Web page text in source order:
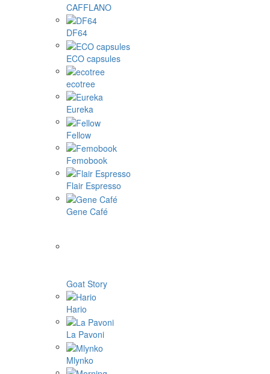
CAFFLANO
DF64
ECO capsules
ecotree
Eureka
Fellow
Femobook
Flair Espresso
Gene Café
Goat Story
Hario
La Pavoni
Mlynko